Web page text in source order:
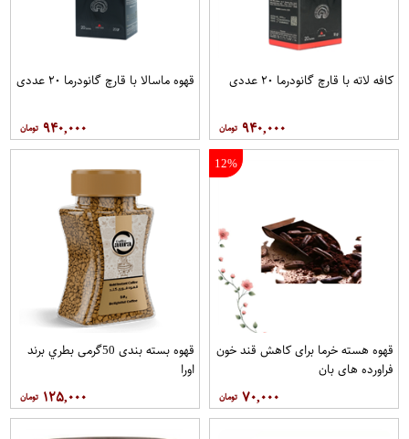
کافه لاته با قارچ گانودرما ۲۰ عددی
۹۴۰,۰۰۰
قهوه ماسالا با قارچ گانودرما ۲۰ عددی
۹۴۰,۰۰۰
12%
قهوه هسته خرما برای کاهش قند خون
فراورده های بان
۷۰,۰۰۰
قهوه بسته بندی 50گرمی بطري برند
اورا
۱۲۵,۰۰۰